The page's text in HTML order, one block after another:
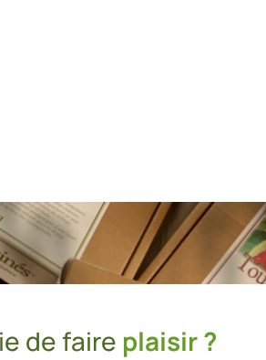
de faire plaisir ?